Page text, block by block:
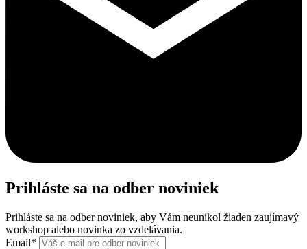
Prihláste sa na odber noviniek
Prihláste sa na odber noviniek, aby Vám neunikol žiaden zaujímavý
workshop alebo novinka zo vzdelávania.
Email*